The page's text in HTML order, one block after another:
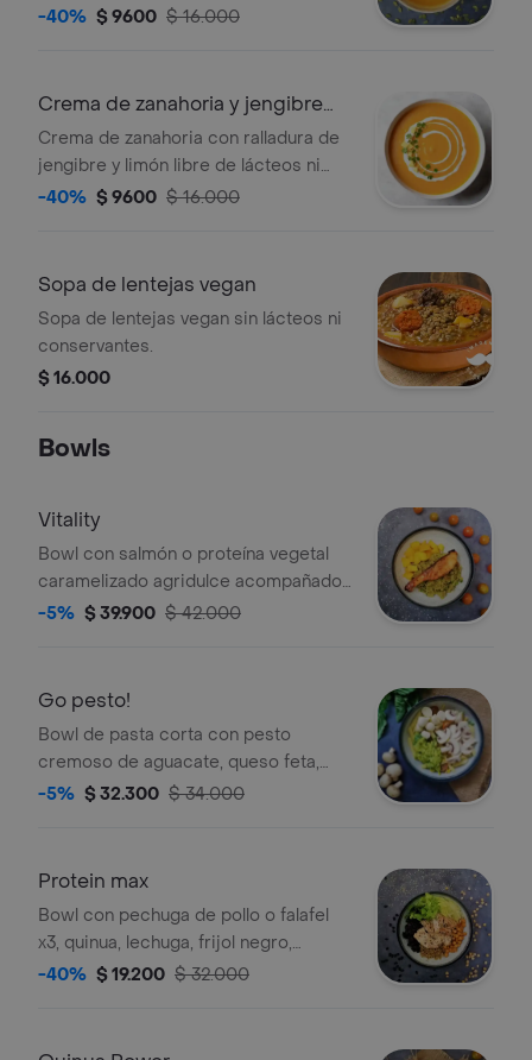
conservantes.
-40% $ 9600 $ 16.000
Crema de zanahoria y jengibre
vegan
Crema de zanahoria con ralladura de
jengibre y limón libre de lácteos ni
conservantes
-40% $ 9600 $ 16.000
Sopa de lentejas vegan
Sopa de lentejas vegan sin lácteos ni
conservantes.
$ 16.000
Bowls
Vitality
Bowl con salmón o proteína vegetal
caramelizado agridulce acompañado
con guacamole de quinua y mango
-5% $ 39.900 $ 42.000
Go pesto!
Bowl de pasta corta con pesto
cremoso de aguacate, queso feta,
champiñones, tomates secos y maíz .
-5% $ 32.300 $ 34.000
Protein max
Bowl con pechuga de pollo o falafel
x3, quinua, lechuga, frijol negro,
garbanzos tostados y aderezo de
-40% $ 19.200 $ 32.000